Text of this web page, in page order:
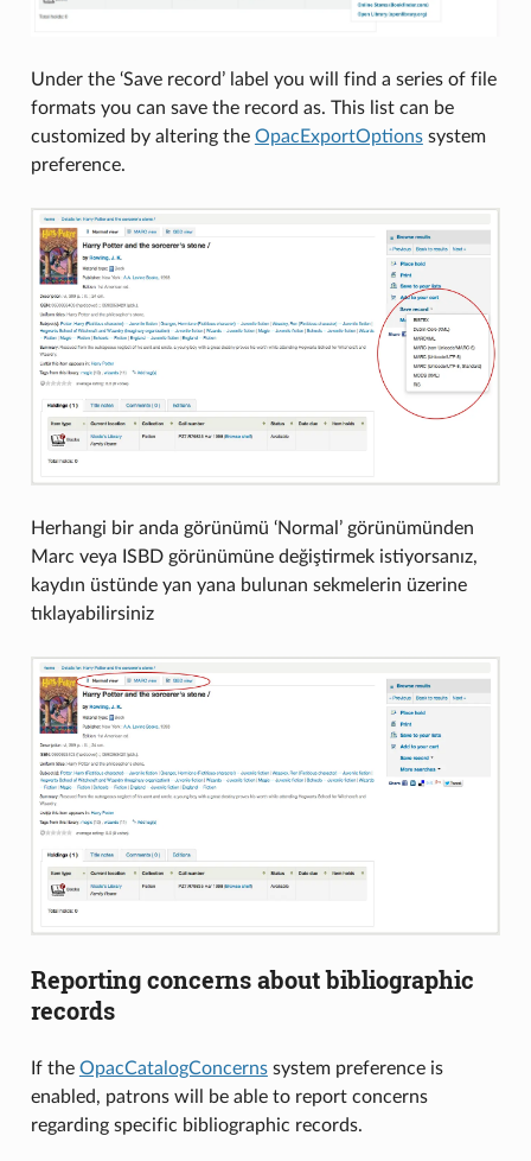
Under the ‘Save record’ label you will find a series of file
formats you can save the record as. This list can be
customized by altering the OpacExportOptionssystem
preference.
Herhangi bir anda görünümü ‘Normal’ görünümünden
Marc veya ISBD görünümüne değiştirmek istiyorsanız,
kaydın üstünde yan yana bulunan sekmelerin üzerine
tıklayabilirsiniz
Reporting concerns about bibliographic
records
If the OpacCatalogConcernssystem preference is
enabled, patrons will be able to report concerns
regarding specific bibliographic records.